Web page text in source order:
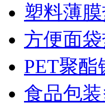
塑料薄
方便面
PET聚
食品包